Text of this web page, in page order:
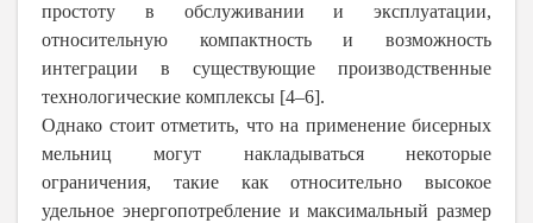
простоту в обслуживании и эксплуатации,
относительную компактность и возможность
интеграции в существующие производственные
технологические комплексы [4–6].
Однако стоит отметить, что на применение бисерных
мельниц могут накладываться некоторые
ограничения, такие как относительно высокое
удельное энергопотребление и максимальный размер